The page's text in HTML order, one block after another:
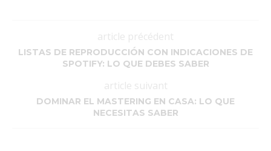
article précédent
LISTAS DE REPRODUCCIÓN CON INDICACIONES DE
SPOTIFY: LO QUE DEBES SABER
article suivant
DOMINAR EL MASTERING EN CASA: LO QUE
NECESITAS SABER